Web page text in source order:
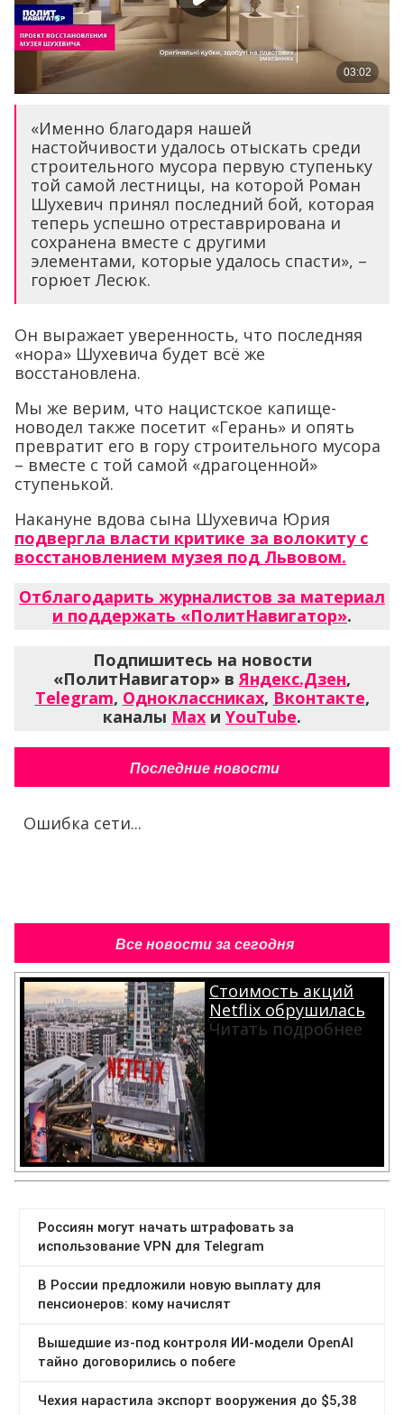
«Именно благодаря нашей
настойчивости удалось отыскать среди
строительного мусора первую ступеньку
той самой лестницы, на которой Роман
Шухевич принял последний бой, которая
теперь успешно отреставрирована и
сохранена вместе с другими
элементами, которые удалось спасти», –
горюет Лесюк.
Он выражает уверенность, что последняя
«нора» Шухевича будет всё же
восстановлена.
Мы же верим, что нацистское капище-
новодел также посетит «Герань» и опять
превратит его в гору строительного мусора
– вместе с той самой «драгоценной»
ступенькой.
Накануне вдова сына Шухевича Юрия
подвергла власти критике за волокиту с
восстановлением музея под Львовом.
Отблагодарить журналистов за материал
и поддержать «ПолитНавигатор».
Подпишитесь на новости
«ПолитНавигатор» вЯндекс.Дзен,
Telegram, Одноклассниках, Вконтакте,
каналы Max и YouTube.
Последние новости
Ошибка сети...
Все новости за сегодня
Стоимость акций
Netflix обрушилась
Читать подробнее